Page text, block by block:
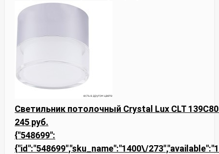
Светильник потолочный Crystal Lux CLT 139C80
245 руб.
{"548699":
{"id":"548699","sku_name":"1400\/